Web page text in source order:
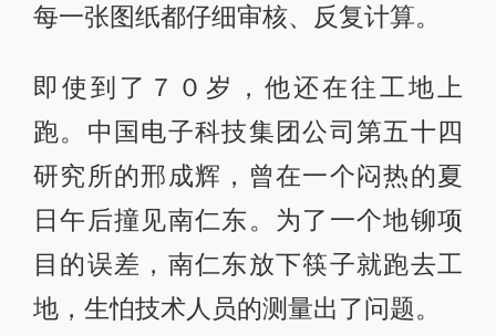
每一张图纸都仔细审核、反复计算。
即使到了７０岁，他还在往工地上
跑。中国电子科技集团公司第五十四
研究所的邢成辉，曾在一个闷热的夏
日午后撞见南仁东。为了一个地铆项
目的误差，南仁东放下筷子就跑去工
地，生怕技术人员的测量出了问题。